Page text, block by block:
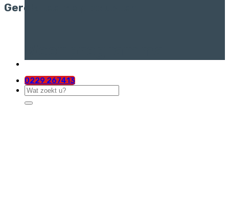
0229 267413
Zoeken
naar:
Gerelateerde producten